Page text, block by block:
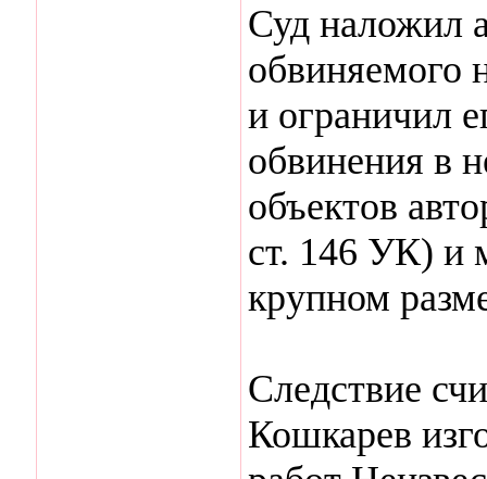
Суд наложил
обвиняемого
и ограничил
обвинения в
объектов
ст. 146 УК) и
крупном
Следствие
Кошкарев